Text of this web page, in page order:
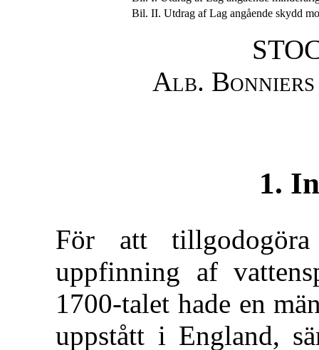
Bil. II. Utdrag af Lag angående skydd
Alb.
1.
För att
uppfinning af
1700-talet hade en
uppstått i England,